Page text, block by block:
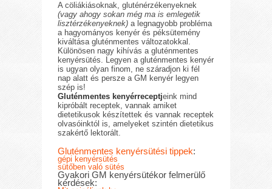
A cöliákiásoknak, gluténérzékenyeknek
(vagy ahogy sokan még ma is emlegetik
lisztérzékenyeknek) a legnagyobb probléma
a hagyományos kenyér és péksütemény
kiváltása gluténmentes változatokkal.
Különösen nagy kihívás a gluténmentes
kenyérsütés. Legyen a gluténmentes kenyér
is ugyan olyan finom, ne száradjon ki fél
nap alatt és persze a GM kenyér legyen
szép is!
Gluténmentes kenyérreceptjeink mind
kipróbált receptek, vannak amiket
dietetikusok készítettek és vannak receptek
olvasóinktól is, amelyeket szintén dietetikus
szakértő lektorált.
Gluténmentes kenyérsütési tippek:
gépi kenyérsütés
sütőben való sütés
Gyakori GM kenyérsütékor felmerülő
kérdések: